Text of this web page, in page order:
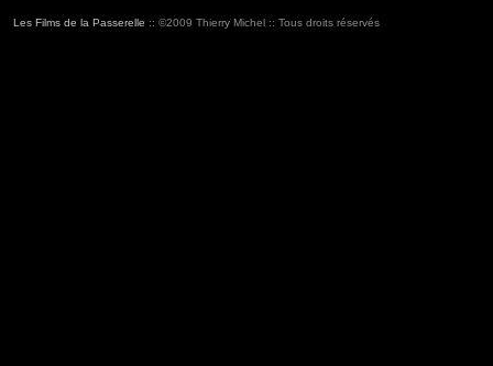
Les Films de la Passerelle :: ©2009 Thierry Michel :: Tous droits réservés